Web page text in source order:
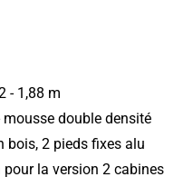
- 1,88 m
mousse double densité
bois, 2 pieds fixes alu
la version 2 cabines